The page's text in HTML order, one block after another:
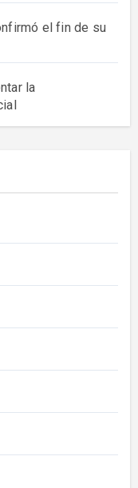
el fin de su
la